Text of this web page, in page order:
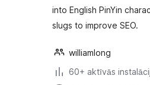
into English PinYin
slugs to improve SEO.
williamlong
60+ aktīvās